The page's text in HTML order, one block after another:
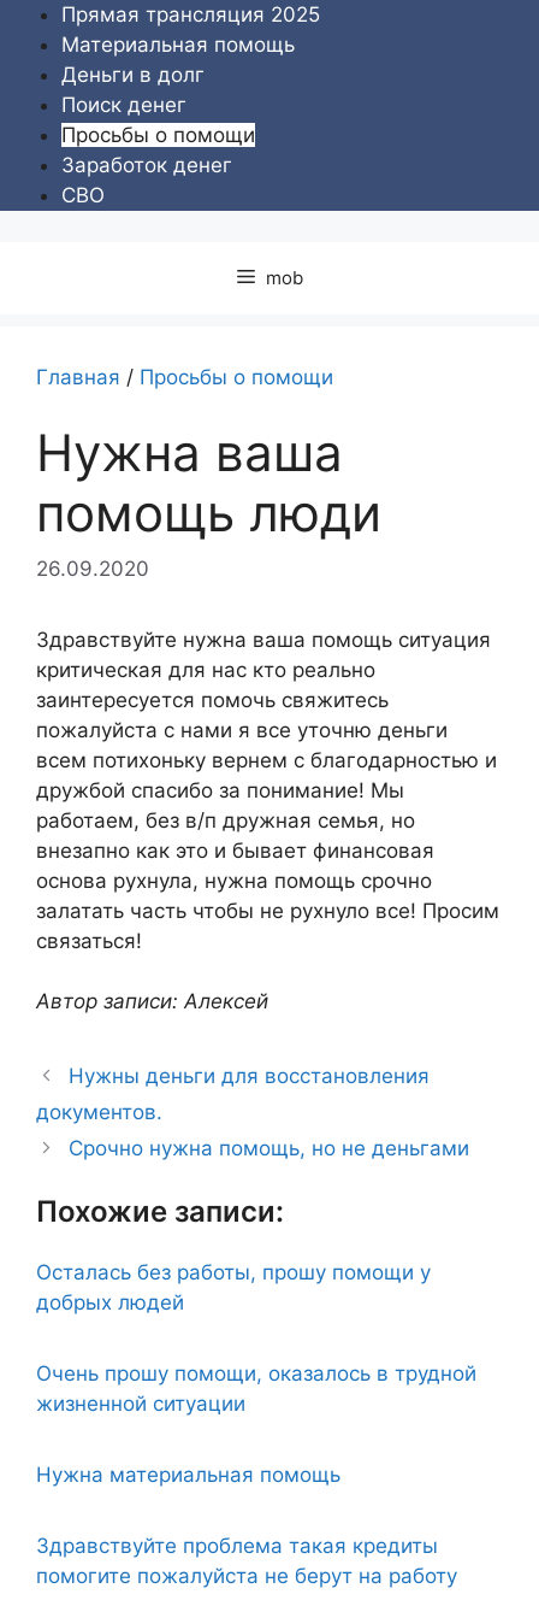
Перейти
содержимому
Прямая трансляция 2025
Материальная помощь
Деньги в долг
Поиск денег
Просьбы о помощи
Заработок денег
СВО
mob
Главная / Просьбы о помощи
Нужна ваша
помощь люди
26.09.2020
Здравствуйте нужна ваша помощь ситуация
критическая для нас кто реально
заинтересуется помочь свяжитесь
пожалуйста с нами я все уточню деньги
всем потихоньку вернем с благодарностью и
дружбой спасибо за понимание! Мы
работаем, без в/п дружная семья, но
внезапно как это и бывает финансовая
основа рухнула, нужна помощь срочно
залатать часть чтобы не рухнуло все! Просим
связаться!
Автор записи: Алексей
Нужны деньги для восстановления
документов.
Срочно нужна помощь, но не деньгами
Похожие записи:
Осталась без работы, прошу помощи у
добрых людей
Очень прошу помощи, оказалось в трудной
жизненной ситуации
Нужна материальная помощь
Здравствуйте проблема такая кредиты
помогите пожалуйста не берут на работу